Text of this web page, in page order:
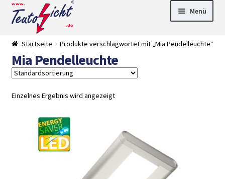
Zur
Navigation
springen
Springe
zum
Menü
► LED Panel
►
Startseite Produkte verschlagwortet mit „Mia Pendelleuchte“
Mia Pendelleuchte
Einzelnes Ergebnis wird angezeigt